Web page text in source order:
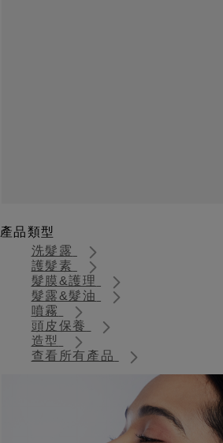
產品類型
洗髮露
護髮素
髮膜&護理
髮露&髮油
噴霧
頭皮保養
造型
查看所有產品